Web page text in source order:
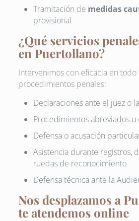
Tramitación de medidas
provisional
¿Qué servicios
en Puertollano?
Intervenimos con eficacia en
procedimientos penales:
Declaraciones ante el juez o
Procedimientos abreviados
Defensa o acusación
Asistencia durante registros,
ruedas de reconocimiento
Defensa técnica ante la
Nos desplazamos a
te atendemos online